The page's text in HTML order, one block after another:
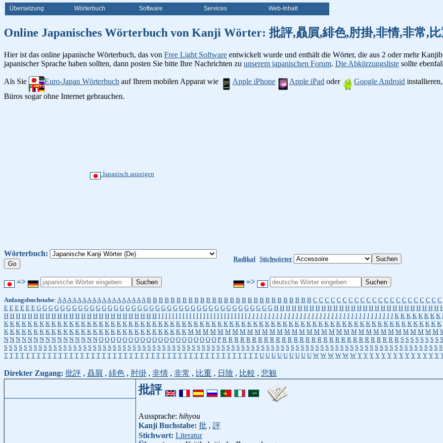
Übersetzung Wörterbuch Software Services Web-Inhalt
Online Japanisches Wörterbuch von Kanji Wörter: 批評,贔屓,緋色,肘掛,非情,非常,
Hier ist das online japanische Wörterbuch, das von Free Light Software entwickelt wurde und enthält die Wörter, die aus 2 oder mehr
japanischer Sprache haben sollten, dann posten Sie bitte Ihre Nachrichten zu unserem japanischen Forum. Die Abkürzungsliste sollte
Als Sie Euro-Japan Wörterbuch auf Ihrem mobilen Apparat wie Apple iPhone Apple iPad oder Google Android
Büros sogar ohne Internet gebrauchen.
Japanisch anzeigen
Wörterbuch:
Radikal Stichwörter
=> =>
Anfangsbuchstabe: A A A A A A A A A A A A A A A A A A B B B B B B B B B B B B B B B B B B B B B B B B B B B B C C C C C C C C C C C C C C C C C C C C C C
E E E E E E G G G G G G G G G G G G G G G G G G G G G G G G G G G G G G G G G G G G G G G G H H H H H H H H H H H H H H H H H H H H H H H H H H H H
H H H H H H H H H H H H H H H H H H H H H H H H H H I I I I I I I I I I I I I I I I I I I I I I I I I I J J J J J J J J J J J J J J J J J J J J J J J J J J J J J J J J J J J J J K K K K K K K K
K K K K K K K K K K K K K K K K K K K K K K K K K K K K K K K K K K K K K K K K K K K K K K K K K K K K K K K K K K K K K K K K K K K K K K K K K K
K K K K K K K K K K K K K K K K K K K K K K K K K K K K K K K M M M M M M M M M M M M M M M M M M M M M M M M M M M M M M M M M M
N N N N N N N N N N N N N N N N O O O O O O O O O O O O O O O O O O O O P R R R R R R R R R R R R R R R R R R R R R R R R R R R R R R S S S S S S S S S
S S S S S S S S S S S S S S S S S S S S S S S S S S S S S S S S S S S S S S S S S S S S S S S S S S S S S S S S S S S S S S S S S S S S S S S S S S S S S S S S S S S S S S S S S
T T T T T T T T T T T T T T T T T T T T T T T T T T T T T T T T T T T T T T T T T T T T T T T U U U U U U U U U W W W W W W Y Y Y Y Y Y Y Y Y Y Y Y Y Y
Direkter Zugang: 批評 , 贔屓 , 緋色 , 肘掛 , 非情 , 非常 , 比重 , 日陰 , 比較 , 悲観
批評
Aussprache: hihyou
Kanji Buchstabe: 批 , 評
Stichwort: Literatur